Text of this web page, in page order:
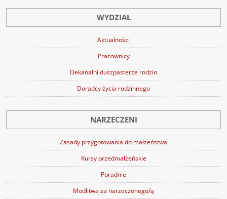
WYDZIAŁ
Aktualności
Pracownicy
Dekanalni duszpasterze rodzin
Doradcy życia rodzinnego
NARZECZENI
Zasady przygotowania do małżeństwa
Kursy przedmałżeńskie
Poradnie
Modlitwa za narzeczonego/ą